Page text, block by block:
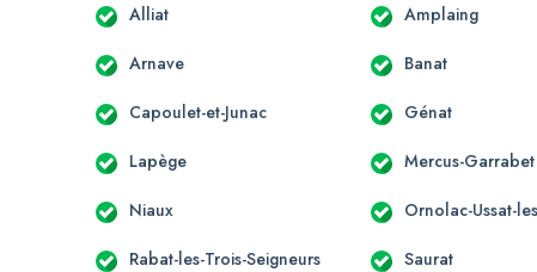
Alliat Amplaing
Arnave Banat
Capoulet-et-Junac Génat
Lapège Mercus-Garrabet
Niaux Ornolac-Ussat-
Rabat-les-Trois-Seigneurs Saurat